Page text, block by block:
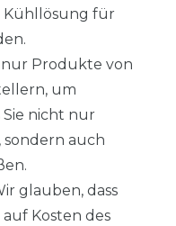
Kühllösung für
Produkte von
um
Sie nicht nur
sondern auch
glauben, dass
Kosten des